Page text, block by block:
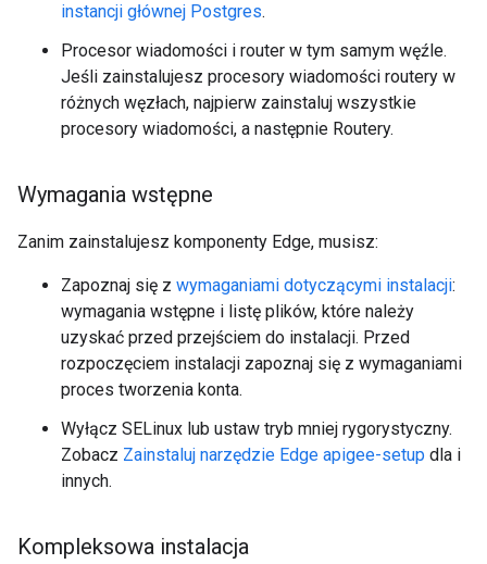
instancji głównej Postgres.
Procesor wiadomości i router w tym samym węźle.
Jeśli zainstalujesz procesory wiadomości routery w
różnych węzłach, najpierw zainstaluj wszystkie
procesory wiadomości, a następnie Routery.
Wymagania wstępne
Zanim zainstalujesz komponenty Edge, musisz:
Zapoznaj się z wymaganiami dotyczącymi instalacji:
wymagania wstępne i listę plików, które należy
uzyskać przed przejściem do instalacji. Przed
rozpoczęciem instalacji zapoznaj się z wymaganiami
proces tworzenia konta.
Wyłącz SELinux lub ustaw tryb mniej rygorystyczny.
Zobacz Zainstaluj narzędzie Edge apigee-setup dla i
innych.
Kompleksowa instalacja